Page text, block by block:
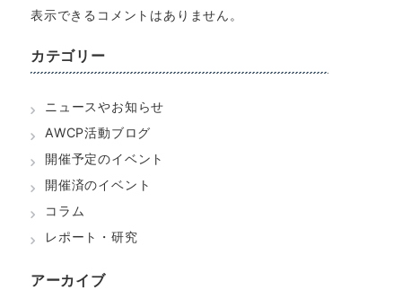
表示できるコメントはありません。
カテゴリー
ニュースやお知らせ
AWCP活動ブログ
開催予定のイベント
開催済のイベント
コラム
レポート・研究
アーカイブ